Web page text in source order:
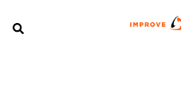
Search